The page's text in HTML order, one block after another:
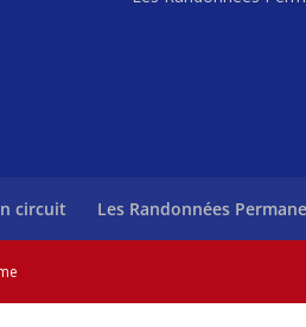
circuit Les Randonnées